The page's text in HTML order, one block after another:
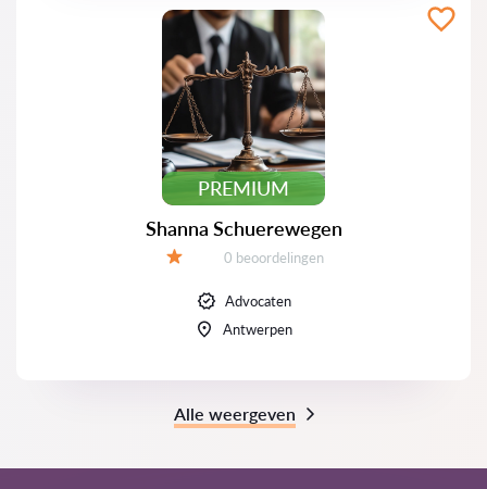
PREMIUM
Shanna Schuerewegen
Beoordelingen:
0 beoordelingen
Advocaten
Antwerpen
Alle weergeven